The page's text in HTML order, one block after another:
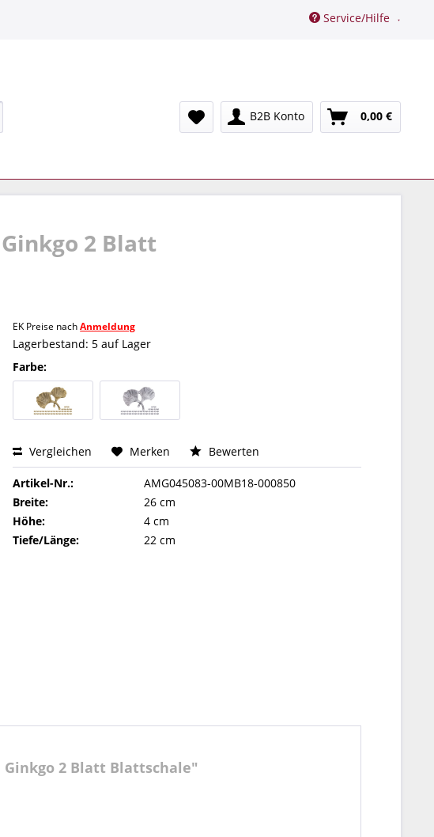
Service/Hilfe
B2B Konto 0,00 €
2 Blatt
EK Preise nachAnmeldung
Lagerbestand: 5 auf Lager
Farbe:
Vergleichen Merken Bewerten
Artikel-Nr.:
AMG045083-00MB18-000850
Breite:
26 cm
Höhe:
4 cm
Tiefe/Länge:
22 cm
2 Blatt Blattschale"